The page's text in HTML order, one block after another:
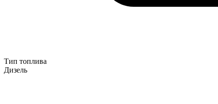
Тип топлива
Дизель